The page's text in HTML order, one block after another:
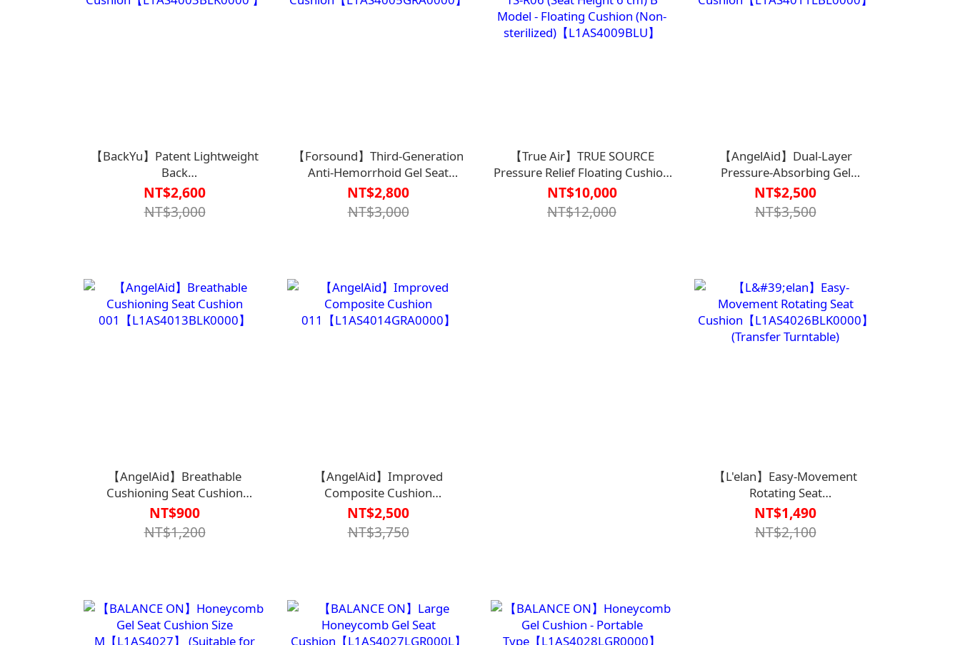
【BackYu】Patent Lightweight
Back
NT$2,600
NT$3,000
【Forsound】Third-Generation
Anti-Hemorrhoid Gel Seat
Cushion【L1AS4005GRA0000】
NT$2,800
NT$3,000
【True Air】TRUE SOURCE
Pressure Relief Floating Cushion
TS-R06 (Seat Height 6 cm) B
Model - Floating Cushion (Non-
sterilized)【L1AS4009BLU】
NT$10,000
NT$12,000
【AngelAid】Dual-Layer
Pressure-Absorbing Gel
Cushion【L1AS4011LBL0000】
NT$2,500
NT$3,500
【AngelAid】Breathable
Cushioning Seat Cushion
001【L1AS4013BLK0000】
NT$900
NT$1,200
【AngelAid】Improved
Composite Cushion
011【L1AS4014GRA0000】
NT$2,500
NT$3,750
【L'elan】Easy-Movement
Rotating Seat
Cushion【L1AS4026BLK0000】
(Transfer Turntable)
NT$1,490
NT$2,100